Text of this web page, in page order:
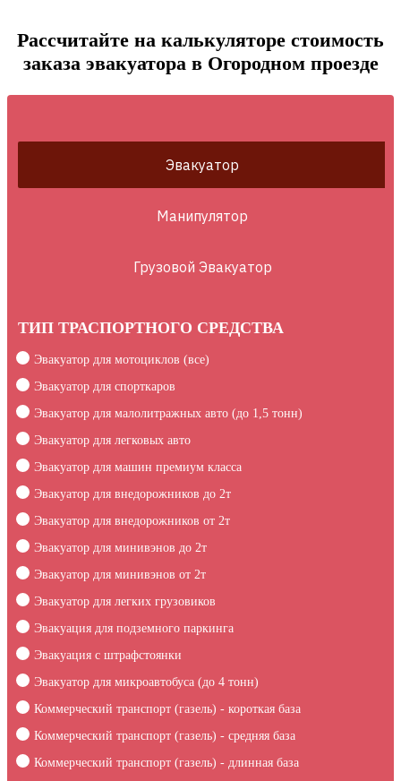
Рассчитайте на калькуляторе стоимость
заказа эвакуатора в Огородном проезде
Эвакуатор
Манипулятор
Грузовой Эвакуатор
ТИП ТРАСПОРТНОГО СРЕДСТВА
Эвакуатор для мотоциклов (все)
Эвакуатор для спорткаров
Эвакуатор для малолитражных авто (до 1,5 тонн)
Эвакуатор для легковых авто
Эвакуатор для машин премиум класса
Эвакуатор для внедорожников до 2т
Эвакуатор для внедорожников от 2т
Эвакуатор для минивэнов до 2т
Эвакуатор для минивэнов от 2т
Эвакуатор для легких грузовиков
Эвакуация для подземного паркинга
Эвакуация c штрафстоянки
Эвакуатор для микроавтобуса (до 4 тонн)
Коммерческий транспорт (газель) - короткая база
Коммерческий транспорт (газель) - средняя база
Коммерческий транспорт (газель) - длинная база